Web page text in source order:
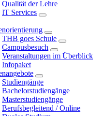
Qualität der Lehre
IT Services
THB goes Schule
Campusbesuch
Veranstaltungen im Überblick
Infopaket
Studiengänge
Bachelorstudiengänge
Masterstudiengänge
Berufsbegleitend / Online